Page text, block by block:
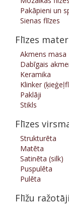
Pakāpieni un
Sienas flīzes
Flīzes
Akmens masa
Dabīgais
Keramika
Klinker
Paklāji
Stikls
Flīzes
Strukturēta
Matēta
Satinēta (silk)
Puspulēta
Pulēta
Flīžu ražotāji